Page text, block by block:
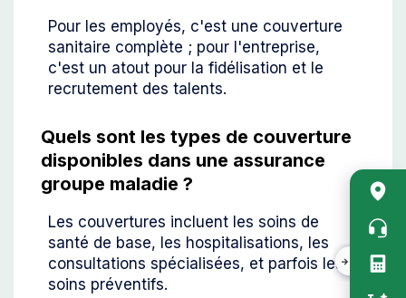
Pour les employés, c'est une couverture
sanitaire complète ; pour l'entreprise,
c'est un atout pour la fidélisation et le
recrutement des talents.
Quels sont les types de couverture
disponibles dans une assurance
groupe maladie ?
Les couvertures incluent les soins de
santé de base, les hospitalisations, les
consultations spécialisées, et parfois les
soins préventifs.